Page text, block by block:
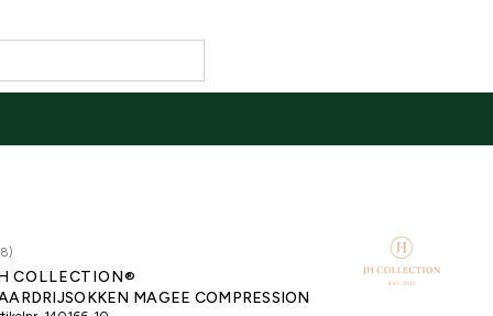
COLLECTION®
MAGEE COMPRESSION